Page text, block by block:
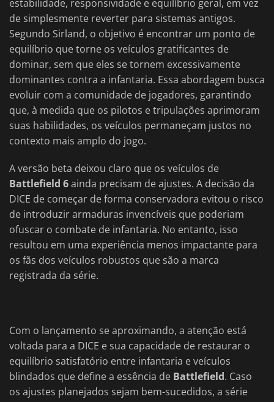
estabilidade, responsividade e equilíbrio geral, em vez
de simplesmente reverter para sistemas antigos.
Segundo Sirland, o objetivo é encontrar um ponto de
equilíbrio que torne os veículos gratificantes de
dominar, sem que eles se tornem excessivamente
dominantes contra a infantaria. Essa abordagem busca
evoluir com a comunidade de jogadores, garantindo
que, à medida que os pilotos e tripulações aprimoram
suas habilidades, os veículos permaneçam justos no
contexto mais amplo do jogo.
A versão beta deixou claro que os veículos de
Battlefield 6ainda precisam de ajustes. A decisão da
DICE de começar de forma conservadora evitou o risco
de introduzir armaduras invencíveis que poderiam
ofuscar o combate de infantaria. No entanto, isso
resultou em uma experiência menos impactante para
os fãs dos veículos robustos que são a marca
registrada da série.
Com o lançamento se aproximando, a atenção está
voltada para a DICE e sua capacidade de restaurar o
equilíbrio satisfatório entre infantaria e veículos
blindados que define a essência de Battlefield. Caso
os ajustes planejados sejam bem-sucedidos, a série